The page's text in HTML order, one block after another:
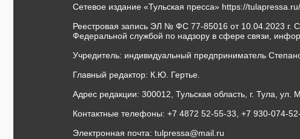
Сетевое издание «Тульская пресса» https://tulapressa.ru/
Реестровая запись ЭЛ № ФС 77-85016 от 10.04.2023 г.
Федеральной службой по надзору в сфере связи,
Учредитель: индивидуальный предприниматель
Главный редактор: К.Ю. Гертье.
Адрес редакции: 300012, Тульская область, г. Тула, ул.
Контактные телефоны: +7 4872 52-55-33, +7 930-074-
Электронная почта: tulpressa@mail.ru